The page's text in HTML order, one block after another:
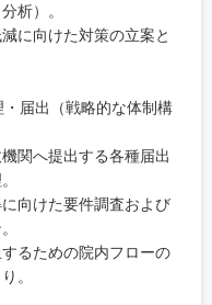
析）。
に向けた対策の立案と
届出（戦略的な体制構
関へ提出する各種届出
に向けた要件調査および
するための院内フローの
。